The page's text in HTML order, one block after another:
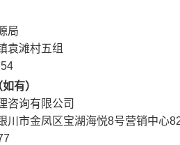
局
袁滩村五组
有）
咨询有限公司
川市金凤区宝湖海悦8号营销中心